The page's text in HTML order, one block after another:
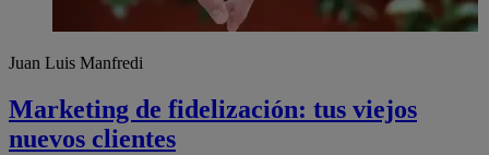
Juan Luis Manfredi
Marketing de fidelización: tus viejos
nuevos clientes